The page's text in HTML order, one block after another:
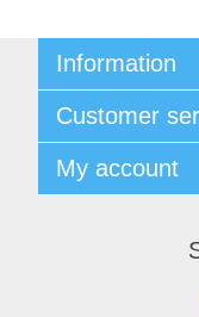
Information
Doprava
GDPR
Obchodní podmínky
O nás
Customer
Recently viewed
My account